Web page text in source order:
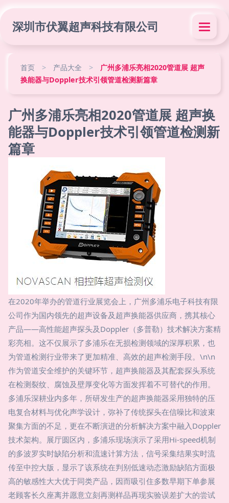
深圳市伏翼超声科技有限公司
首页 > 产品大全 >
广州多浦乐亮相2020管道展 超声
换能器与Doppler技术引领管道检测新篇章
广州多浦乐亮相2020管道展 超声换
能器与Doppler技术引领管道检测新
篇章
在2020年举办的管道行业展览会上，广州多浦乐电子科技有限
公司作为国内领先的超声设备及超声换能器供应商，携其核心
产品——高性能超声探头及Doppler（多普勒）技术解决方案精
彩亮相。这不仅展示了多浦乐在无损检测领域的深厚积累，也
为管道检测行业带来了更加精准、高效的超声检测手段。\n\n
作为管道安全维护的关键环节，超声换能器及其配套探头系统
在检测裂纹、腐蚀及壁厚变化等方面发挥着不可替代的作用。
多浦乐深耕业内多年，所研发生产的超声换能器采用独特的压
电复合材料与优化声学设计，弥补了传统探头在信噪比和波束
聚集方面的不足，更在不断演进的分析解决方案中融入Doppler
技术架构。展厅圆区内，多浦乐现场演示了采用Hi-speed机制
的多波罗实时缺陷分析和流速计算方法，信号采集结果实时流
传至中控大版，显示了该系统在判别低速动态激励缺陷方面极
高的敏感性大大优于同类产品，因而吸引住多数早期下单参展
老顾客长久座离并愿意立刻再测样品再现实验误差扩大的尝试